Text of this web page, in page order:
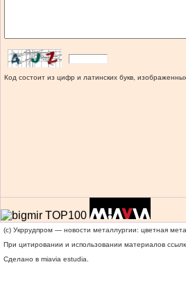
Код состоит из цифр и латинских букв,
(c) Укррудпром — новости металлургии: цветная
При цитировании и использовании материалов
Сделано в miavia estudia.